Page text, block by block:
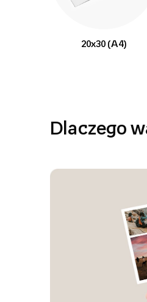
20x30 (A4)
Dlaczego